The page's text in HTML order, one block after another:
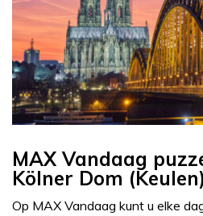
MAX Vandaag
Kölner Dom
Op MAX Vandaag kunt u elke